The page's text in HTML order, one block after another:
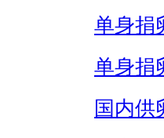
单身捐
单身捐
国内供